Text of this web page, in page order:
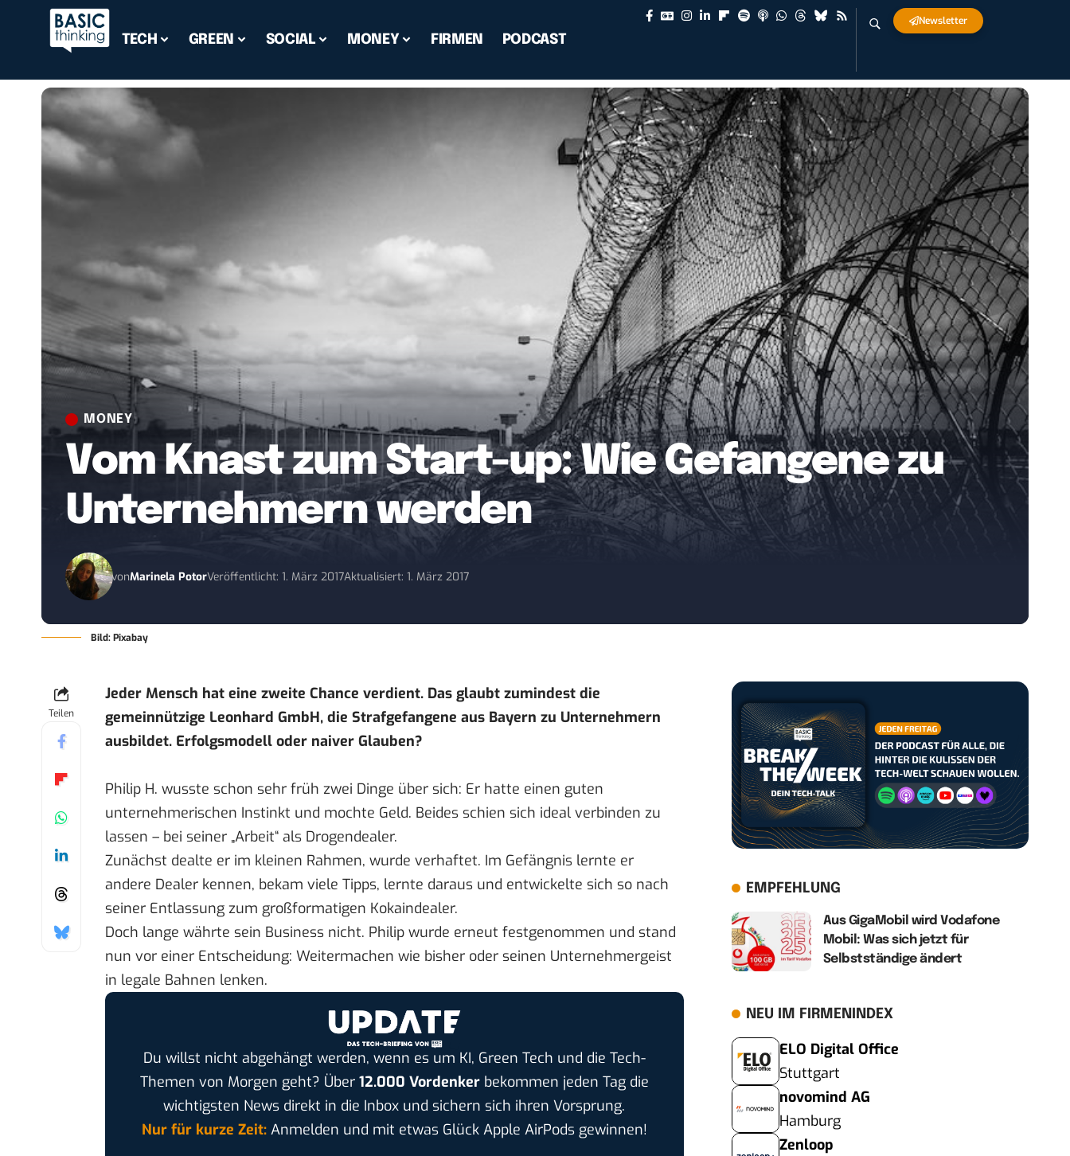
TECH GREEN SOCIAL MONEY FIRMEN PODCAST
Newsletter
MONEY
Vom Knast zum Start-up: Wie Gefangene zu
Unternehmern werden
vonMarinela PotorVeröffentlicht: 1. März 2017Aktualisiert: 1. März 2017
Bild: Pixabay
Teilen
Jeder Mensch hat eine zweite Chance verdient. Das glaubt zumindest die
gemeinnützige Leonhard GmbH, die Strafgefangene aus Bayern zu Unternehmern
ausbildet. Erfolgsmodell oder naiver Glauben?
Philip H. wusste schon sehr früh zwei Dinge über sich: Er hatte einen guten
unternehmerischen Instinkt und mochte Geld. Beides schien sich ideal verbinden zu
lassen – bei seiner „Arbeit“ als Drogendealer.
Zunächst dealte er im kleinen Rahmen, wurde verhaftet. Im Gefängnis lernte er
andere Dealer kennen, bekam viele Tipps, lernte daraus und entwickelte sich so nach
seiner Entlassung zum großformatigen Kokaindealer.
Doch lange währte sein Business nicht. Philip wurde erneut festgenommen und stand
nun vor einer Entscheidung: Weitermachen wie bisher oder seinen Unternehmergeist
in legale Bahnen lenken.
Du willst nicht abgehängt werden, wenn es um KI, Green Tech und die Tech-
Themen von Morgen geht? Über 12.000 Vordenkerbekommen jeden Tag die
wichtigsten News direkt in die Inbox und sichern sich ihren Vorsprung.
Nur für kurze Zeit:Anmelden und mit etwas Glück Apple AirPods gewinnen!
EMPFEHLUNG
Aus GigaMobil wird Vodafone
Mobil: Was sich jetzt für
Selbstständige ändert
NEU IM FIRMENINDEX
ELO Digital Office
Stuttgart
novomind AG
Hamburg
Zenloop